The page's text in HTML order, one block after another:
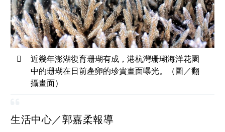
近幾年澎湖復育珊瑚有成，港杭灣珊瑚海洋花園
中的珊瑚在日前產卵的珍貴畫面曝光。（圖／翻
攝畫面）
生活中心／郭嘉柔報導